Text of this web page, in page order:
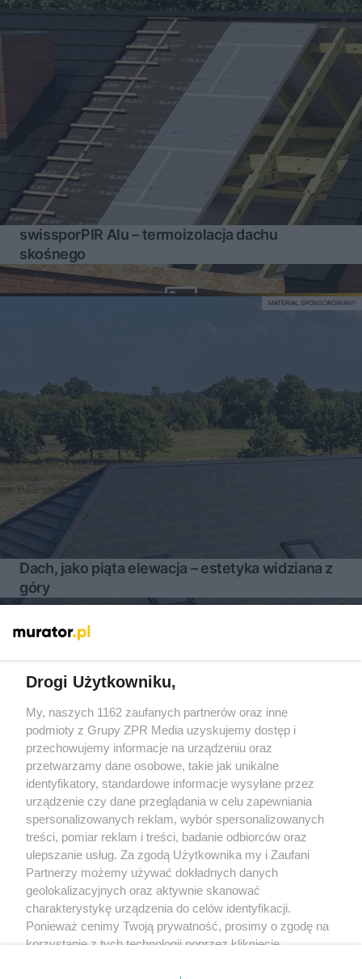
swissporPIR Alu – termoizolacja dachu
skośnego
Dach, jako piąta elewacja – estetyka widziana z
góry
MATERIAŁ SPONSOROWANY
Żaden utwór zamieszczony w serwisie nie może być powielany i
rozpowszechniany lub dalej rozpowszechniany w jakikolwiek sposób
(w tym także elektroniczny lub mechaniczny) na jakimkolwiek polu
eksploatacji w jakiejkolwiek formie, włącznie z umieszczaniem w
Internecie bez pisemnej zgody właściciela praw. Jakiekolwiek użycie
lub wykorzystanie utworów w całości lub w części z naruszeniem
prawa, tzn. bez właściwej zgody, jest zabronione pod groźbą kary i
może być ścigane prawnie.
O nas
Drogi Użytkowniku,
My, naszych 1162 zaufanych partnerów oraz inne
podmioty z Grupy ZPR Media uzyskujemy dostęp i
przechowujemy informacje na urządzeniu oraz
przetwarzamy dane osobowe, takie jak unikalne
identyfikatory, standardowe informacje wysyłane przez
urządzenie czy dane przeglądania w celu zapewniania
spersonalizowanych reklam, wybór spersonalizowanych
treści, pomiar reklam i treści, badanie odbiorców oraz
ulepszanie usług. Za zgodą Użytkownika my i Zaufani
Partnerzy możemy używać dokładnych danych
geolokalizacyjnych oraz aktywnie skanować
charakterystykę urządzenia do celów identyfikacji.
Ponieważ cenimy Twoją prywatność, prosimy o zgodę na
korzystanie z tych technologii poprzez kliknięcie